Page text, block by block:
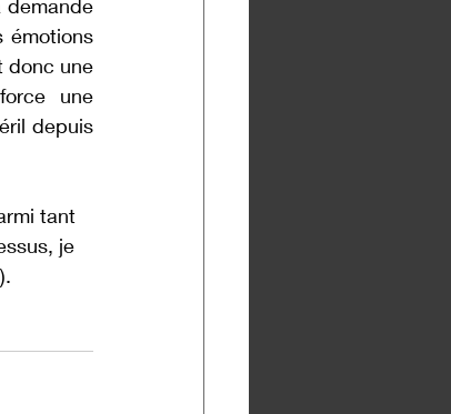
demande
émotions
donc une
une
depuis
tant
je